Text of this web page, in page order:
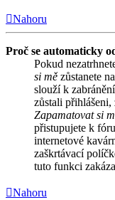
Nahoru
Proč se automaticky
Pokud
si mě zůstanete
slouží k
zůstali
Zapamatovat si
přistupujete k
internetové
zaškrtávací
tuto funkci
Nahoru